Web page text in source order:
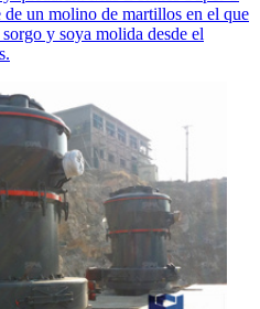
de un molino de martillos en el que
y soya molida desde el